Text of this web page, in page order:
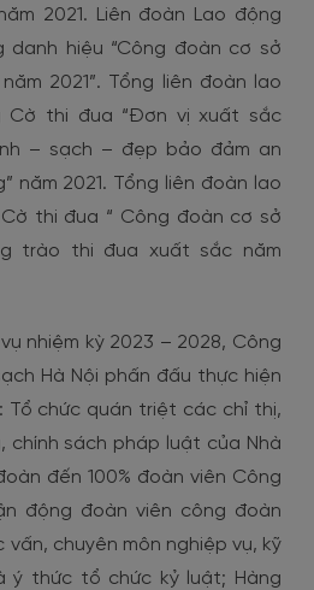
2021. Liên đoàn Lao động
hiệu “Công đoàn cơ sở
2021”. Tổng liên đoàn lao
Cờ thi đua “Đơn vị xuất sắc
– sạch – đẹp bảo đảm an
năm 2021. Tổng liên đoàn lao
thi đua “ Công đoàn cơ sở
trào thi đua xuất sắc năm
nhiệm kỳ 2023 – 2028, Công
Hà Nội phấn đấu thực hiện
Tổ chức quán triệt các chỉ thị,
chính sách pháp luật của Nhà
đến 100% đoàn viên Công
động đoàn viên công đoàn
chuyên môn nghiệp vụ, kỹ
ý thức tổ chức kỷ luật; Hàng